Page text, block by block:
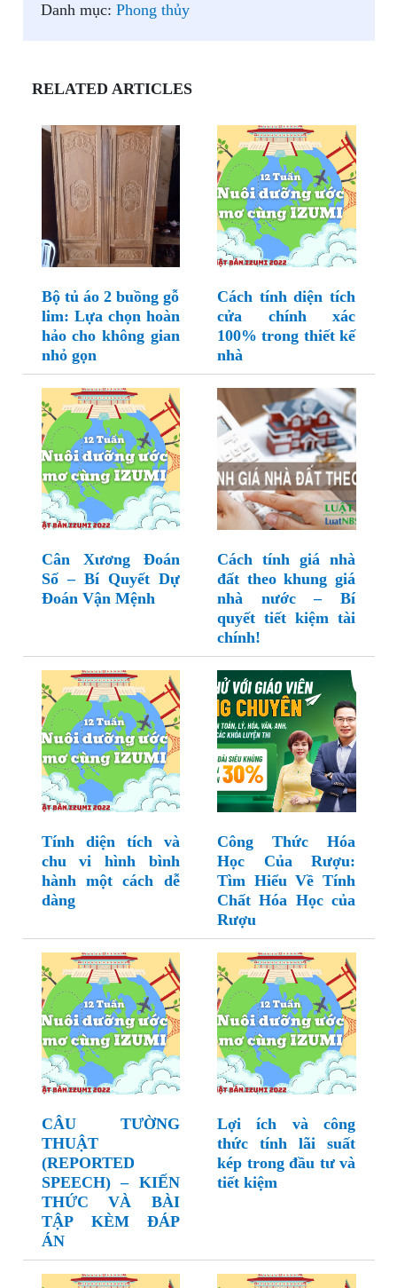
Danh mục: Phong thủy
RELATED ARTICLES
Bộ tủ áo 2 buồng gỗ
lim: Lựa chọn hoàn
hảo cho không gian
nhỏ gọn
Cách tính diện tích
cửa chính xác
100% trong thiết kế
nhà
Cân Xương Đoán
Số – Bí Quyết Dự
Đoán Vận Mệnh
Cách tính giá nhà
đất theo khung giá
nhà nước – Bí
quyết tiết kiệm tài
chính!
Tính diện tích và
chu vi hình bình
hành một cách dễ
dàng
Công Thức Hóa
Học Của Rượu:
Tìm Hiểu Về Tính
Chất Hóa Học của
Rượu
CÂU TƯỜNG
THUẬT
(REPORTED
SPEECH) – KIẾN
THỨC VÀ BÀI
TẬP KÈM ĐÁP
ÁN
Lợi ích và công
thức tính lãi suất
kép trong đầu tư và
tiết kiệm